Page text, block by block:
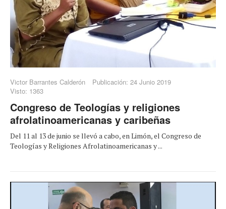
Victor Barrantes Calderón
Publicación: 24 Junio 2019
Visto: 1363
Congreso de Teologías y religiones
afrolatinoamericanas y caribeñas
Del 11 al 13 de junio se llevó a cabo, en Limón, el Congreso de
Teologías y Religiones Afrolatinoamericanas y ...